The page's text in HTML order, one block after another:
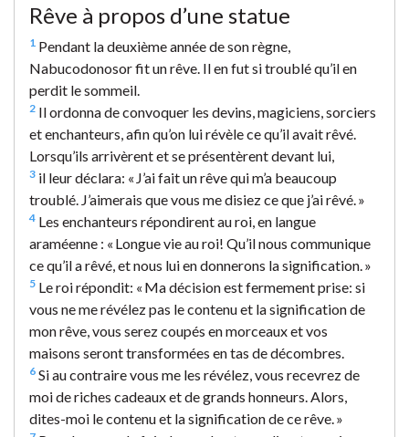
Rêve à propos d’une statue
1 Pendant la deuxième année de son règne,
Nabucodonosor fit un rêve. Il en fut si troublé qu’il en
perdit le sommeil.
2 Il ordonna de convoquer les devins, magiciens, sorciers
et enchanteurs, afin qu’on lui révèle ce qu’il avait rêvé.
Lorsqu’ils arrivèrent et se présentèrent devant lui,
3 il leur déclara: « J’ai fait un rêve qui m’a beaucoup
troublé. J’aimerais que vous me disiez ce que j’ai rêvé. »
4 Les enchanteurs répondirent au roi, en langue
araméenne : « Longue vie au roi! Qu’il nous communique
ce qu’il a rêvé, et nous lui en donnerons la signification. »
5 Le roi répondit: « Ma décision est fermement prise: si
vous ne me révélez pas le contenu et la signification de
mon rêve, vous serez coupés en morceaux et vos
maisons seront transformées en tas de décombres.
6 Si au contraire vous me les révélez, vous recevrez de
moi de riches cadeaux et de grands honneurs. Alors,
dites-moi le contenu et la signification de ce rêve. »